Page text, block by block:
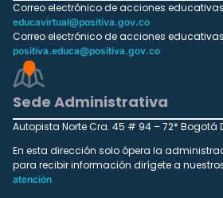
Correo electrónico de acciones
educavirtual@positiva.gov.co
Correo electrónico de acciones
positiva.educa@positiva.gov.co
Sede Administrativa
Autopista Norte Cra. 45 # 94 – 72* Bogotá
En esta dirección solo ópera la
para recibir información dirígete a
atención